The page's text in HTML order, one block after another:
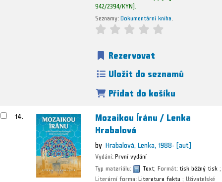
942/2394/KYN
Seznamy:Dokumentární kniha
Rezervovat
Uložit do seznamů
Přidat do košíku
14. Mozaikou Íránu /Lenka
Hrabalová
by Hrabalová, Lenka, 1988-[aut]
Vydání:První vydání
Typ materiálu:
Text; Formát:tisk běžný tisk;
Literární forma:Literatura faktu ; Uživatelské